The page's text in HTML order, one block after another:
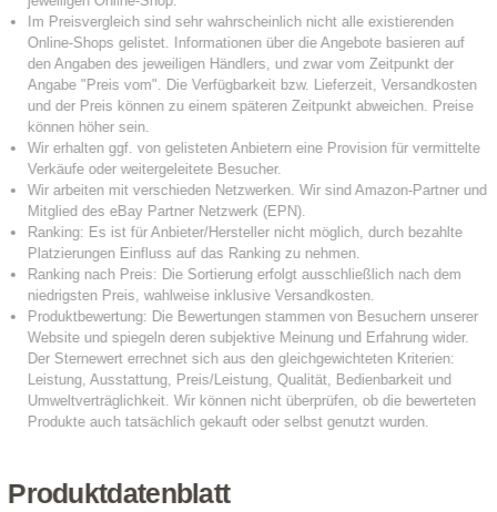
Produktdatenblatt